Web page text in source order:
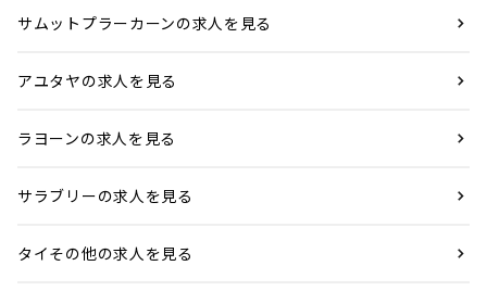
サムットプラーカーンの求人を見る
アユタヤの求人を見る
ラヨーンの求人を見る
サラブリーの求人を見る
タイその他の求人を見る